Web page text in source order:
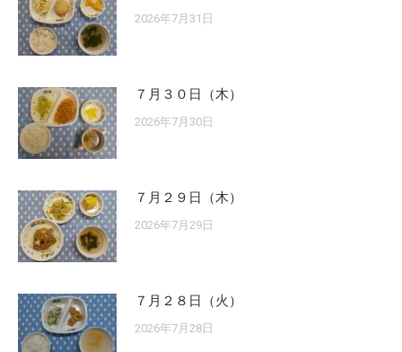
2026年7月31日
７月３０日（木）
2026年7月30日
７月２９日（木）
2026年7月29日
７月２８日（火）
2026年7月28日